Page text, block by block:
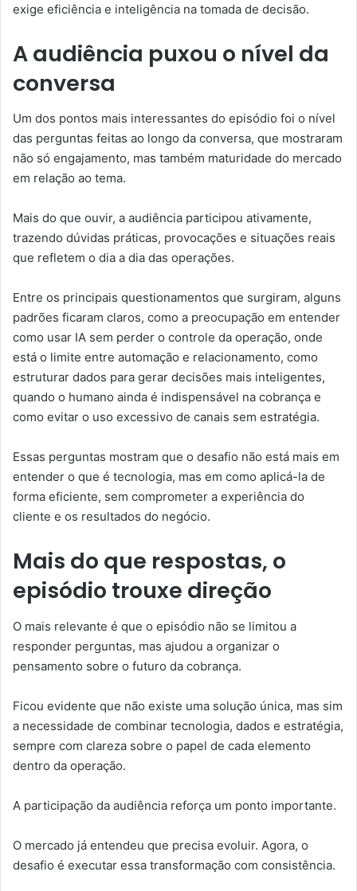
exige eficiência e inteligência na tomada de decisão.
A audiência puxou o nível da
conversa
Um dos pontos mais interessantes do episódio foi o nível
das perguntas feitas ao longo da conversa, que mostraram
não só engajamento, mas também maturidade do mercado
em relação ao tema.
Mais do que ouvir, a audiência participou ativamente,
trazendo dúvidas práticas, provocações e situações reais
que refletem o dia a dia das operações.
Entre os principais questionamentos que surgiram, alguns
padrões ficaram claros, como a preocupação em entender
como usar IA sem perder o controle da operação, onde
está o limite entre automação e relacionamento, como
estruturar dados para gerar decisões mais inteligentes,
quando o humano ainda é indispensável na cobrança e
como evitar o uso excessivo de canais sem estratégia.
Essas perguntas mostram que o desafio não está mais em
entender o que é tecnologia, mas em como aplicá-la de
forma eficiente, sem comprometer a experiência do
cliente e os resultados do negócio.
Mais do que respostas, o
episódio trouxe direção
O mais relevante é que o episódio não se limitou a
responder perguntas, mas ajudou a organizar o
pensamento sobre o futuro da cobrança.
Ficou evidente que não existe uma solução única, mas sim
a necessidade de combinar tecnologia, dados e estratégia,
sempre com clareza sobre o papel de cada elemento
dentro da operação.
A participação da audiência reforça um ponto importante.
O mercado já entendeu que precisa evoluir. Agora, o
desafio é executar essa transformação com consistência.